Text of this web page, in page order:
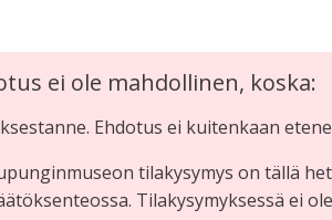
ei ole mahdollinen, koska:
Ehdotus ei kuitenkaan
tilakysymys on tällä
Tilakysymyksessä ei